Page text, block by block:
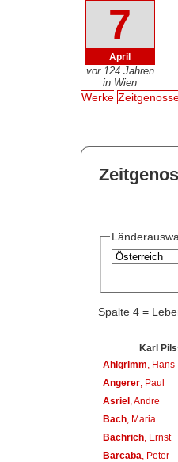
7
April
vor 124 Jahren
in Wien
Werke
Spalte 4 =
Karl
Ahlgrimm , Hans
Angerer, Paul
Asriel, Andre
Bach, Maria
Bachrich, Ernst
Barcaba , Peter